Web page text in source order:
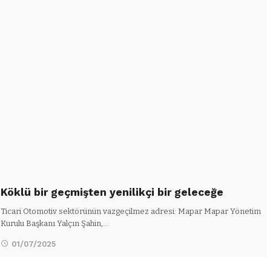
Köklü bir geçmişten yenilikçi bir geleceğe
Ticari Otomotiv sektörünün vazgeçilmez adresi: Mapar Mapar Yönetim
Kurulu Başkanı Yalçın Şahin,…
01/07/2025